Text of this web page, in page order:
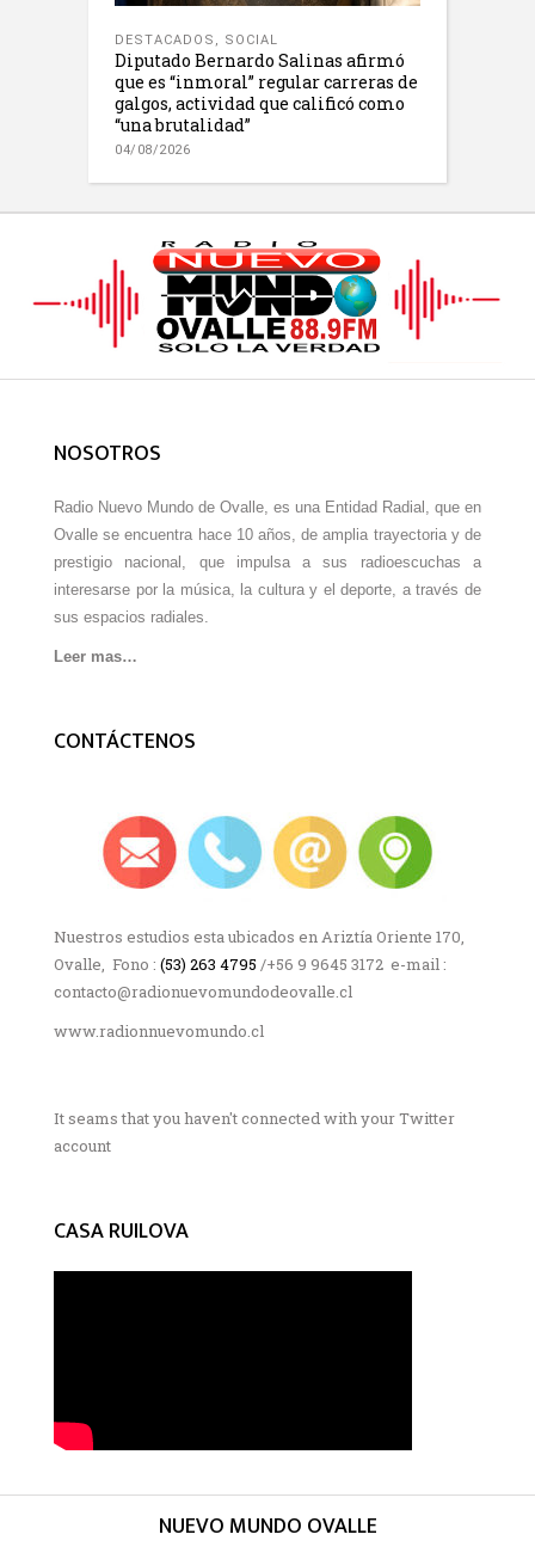
DESTACADOS , SOCIAL
Diputado Bernardo Salinas afirmó
que es “inmoral” regular carreras de
galgos, actividad que calificó como
“una brutalidad”
04/08/2026
NOSOTROS
Radio Nuevo Mundo de Ovalle, es una Entidad Radial, que en
Ovalle se encuentra hace 10 años, de amplia trayectoria y de
prestigio nacional, que impulsa a sus radioescuchas a
interesarse por la música, la cultura y el deporte, a través de
sus espacios radiales.
Leer mas…
CONTÁCTENOS
Nuestros estudios esta ubicados en Ariztía Oriente 170,
Ovalle, Fono : (53) 263 4795 /+56 9 9645 3172 e-mail :
contacto@radionuevomundodeovalle.cl
www.radionnuevomundo.cl
It seams that you haven't connected with your Twitter
account
CASA RUILOVA
NUEVO MUNDO OVALLE